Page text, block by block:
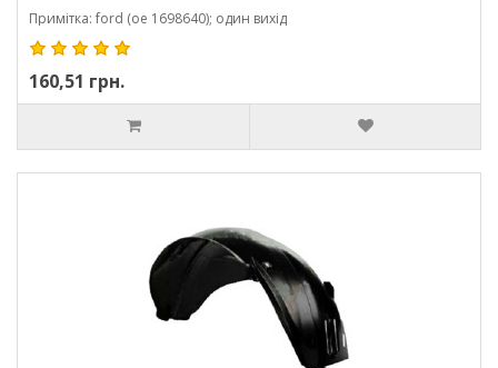
Примітка: ford (oe 1698640); один вихід
160,51 грн.